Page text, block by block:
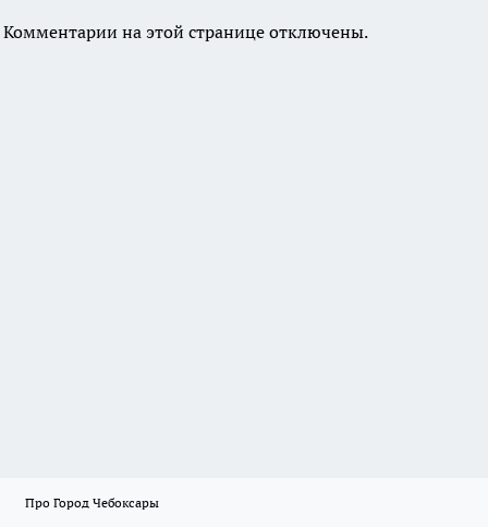
Комментарии на этой странице отключены.
Про Город Чебоксары